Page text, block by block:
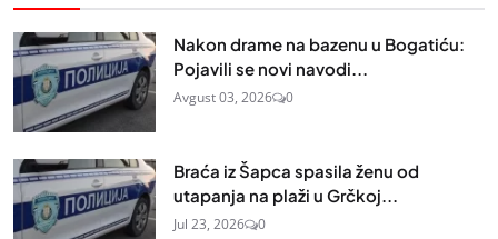
Nakon drame na bazenu u Bogatiću:
Pojavili se novi navodi...
Avgust 03, 2026 0
Braća iz Šapca spasila ženu od
utapanja na plaži u Grčkoj...
Jul 23, 2026 0